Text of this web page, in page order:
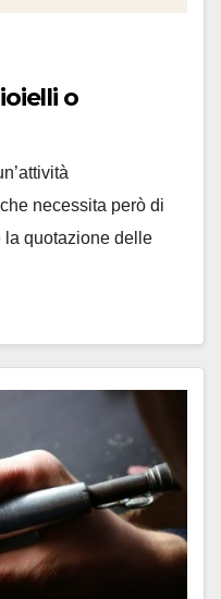
o
necessita però di
la quotazione delle